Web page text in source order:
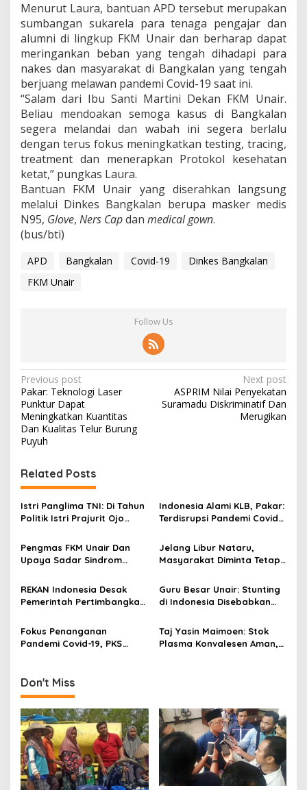
Menurut Laura, bantuan APD tersebut merupakan
sumbangan sukarela para tenaga pengajar dan
alumni di lingkup FKM Unair dan berharap dapat
meringankan beban yang tengah dihadapi para
nakes dan masyarakat di Bangkalan yang tengah
berjuang melawan pandemi Covid-19 saat ini.
“Salam dari Ibu Santi Martini Dekan FKM Unair.
Beliau mendoakan semoga kasus di Bangkalan
segera melandai dan wabah ini segera berlalu
dengan terus fokus meningkatkan testing, tracing,
treatment dan menerapkan Protokol kesehatan
ketat,” pungkas Laura.
Bantuan FKM Unair yang diserahkan langsung
melalui Dinkes Bangkalan berupa masker medis
N95, Glove, Ners Capdan medical gown.
(bus/bti)
APD Bangkalan Covid-19
Dinkes Bangkalan
FKM Unair
Follow Us
P
o
s
t
a
v
i
a
i
n
Previous post
Pakar: Teknologi Laser
Punktur Dapat
Meningkatkan Kuantitas
Dan Kualitas Telur Burung
Puyuh
Next post
ASPRIM Nilai Penyekatan
Suramadu Diskriminatif Dan
Merugikan
Related Posts
Istri Panglima TNI: Di Tahun
Politik Istri Prajurit Ojo
Indonesia Alami KLB, Pakar:
Terdisrupsi Pandemi Covid-
Rendah!
Pengmas FKM Unair Dan
Upaya Sadar Sindrom
Jelang Libur Nataru,
Masyarakat Diminta Tetap
REKAN Indonesia Desak
Pemerintah Pertimbangkan
Travel Lane Bagi WNA
Guru Besar Unair: Stunting
di Indonesia Disebabkan
Pusat dan Daerah!
Fokus Penanganan
Pandemi Covid-19, PKS
Taj Yasin Maimoen: Stok
Plasma Konvalesen Aman,
Don't Miss